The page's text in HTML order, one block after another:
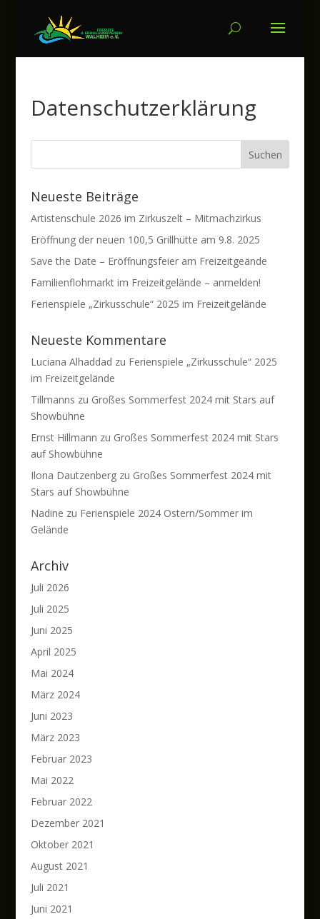
Datenschutzerklärung
Neueste Beiträge
Artistenschule 2026 im Zirkuszelt – Mitmachzirkus
Eröffnung der neuen 100,5 Grillhütte am 9.8. 2025
Save the Date – Eröffnungsfeier am Freizeitgeände
Familienflohmarkt im Freizeitgelände – anmelden!
Ferienspiele „Zirkusschule“ 2025 im Freizeitgelände
Neueste Kommentare
Luciana Alhaddad zu Ferienspiele „Zirkusschule“ 2025
im Freizeitgelände
Tillmanns zu Großes Sommerfest 2024 mit Stars auf
Showbühne
Ernst Hillmann zu Großes Sommerfest 2024 mit Stars
auf Showbühne
Ilona Dautzenbergzu Großes Sommerfest 2024 mit
Stars auf Showbühne
Nadine zu Ferienspiele 2024 Ostern/Sommer im
Gelände
Archiv
Juli 2026
Juli 2025
Juni 2025
April 2025
Mai 2024
März 2024
Juni 2023
März 2023
Februar 2023
Mai 2022
Februar 2022
Dezember 2021
Oktober 2021
August 2021
Juli 2021
Juni 2021